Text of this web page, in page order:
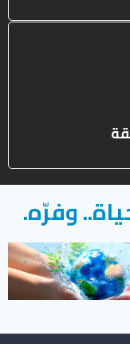
وفرّه.